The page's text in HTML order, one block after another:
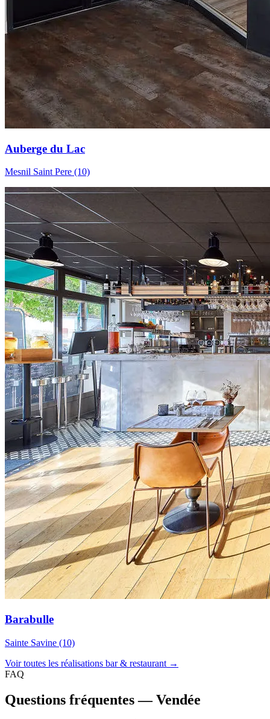
Auberge du Lac
Mesnil Saint Pere (10)
Barabulle
Sainte Savine (10)
Voir toutes les réalisations bar & restaurant →
FAQ
Questions fréquentes — Vendée